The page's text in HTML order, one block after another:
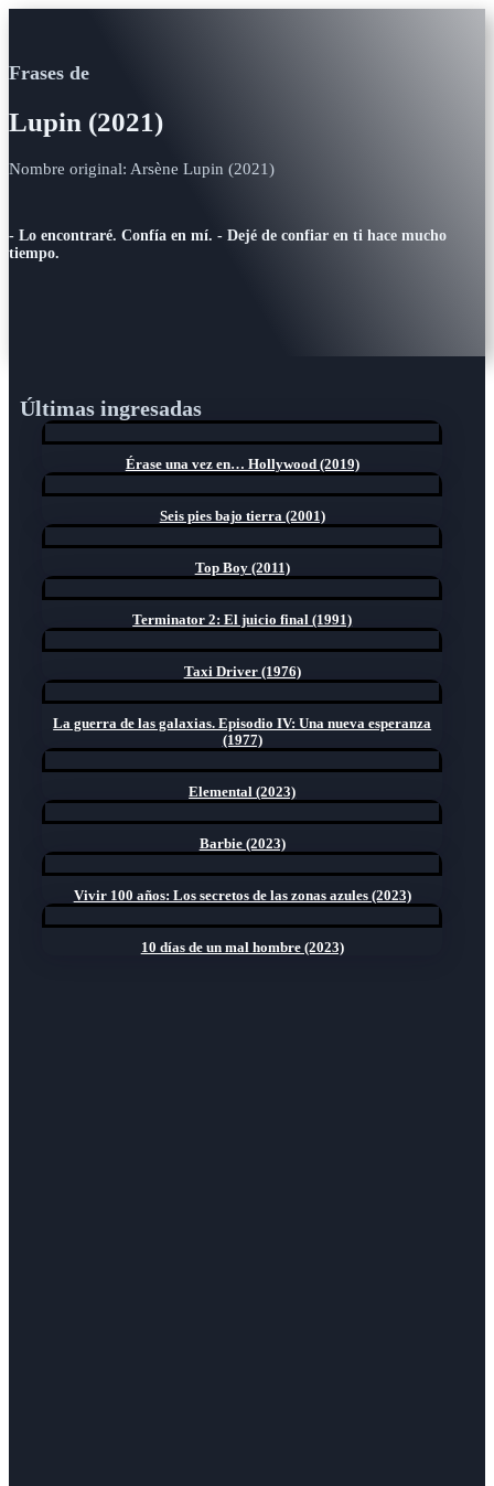
Frases de
Lupin (2021)
Nombre original: Arsène Lupin (2021)
- Lo encontraré. Confía en mí. - Dejé de confiar en ti hace mucho
tiempo.
Últimas ingresadas
Érase una vez en… Hollywood (2019)
Seis pies bajo tierra (2001)
Top Boy (2011)
Terminator 2: El juicio final (1991)
Taxi Driver (1976)
La guerra de las galaxias. Episodio IV: Una nueva esperanza
(1977)
Elemental (2023)
Barbie (2023)
Vivir 100 años: Los secretos de las zonas azules (2023)
10 días de un mal hombre (2023)